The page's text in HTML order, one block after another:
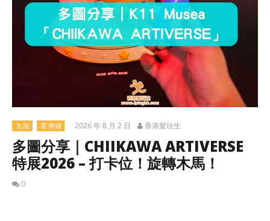
九龍 荃灣綫 2026 年 8 月 2 日 香港愛玩生
多圖分享｜CHIIKAWA ARTIVERSE
特展2026 – 打卡位！旋轉木馬！
0